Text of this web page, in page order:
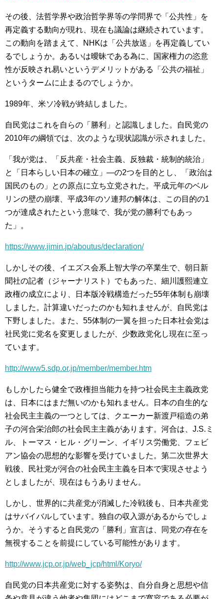
その後、法哲学界や政治哲学界等の学問界で「公共性」を
再定義する動向が現れ、現在も議論は継続されています。
この動向を踏まえて、NHKは「公共放送」を再定義してい
るでしょうか。あるいは曖昧である為に、国家権力の恣意
性が反映され易いというデメリットがある「公共の福祉」
というタームに止まるのでしょうか。
1989年、米ソ冷戦が終結しました。
自民党はこれを自らの「勝利」と認識しました。自民党の
2010年の綱領では、次のような現状認識が示されました。
「我が党は、「反共産・社会主義、反独裁・統制的統治」
と「日本らしい日本の確立」―の2つを目的とし、「政治は
国民のもの」との原点に立ち立党された。平成元年のベル
リンの壁の崩壊、平成3年のソ連邦の解体は、この目的の1
つが達成されたという意味で、我が党の勝利でもあっ
た」。
https://www.jimin.jp/aboutus/declaration/
しかしその後、イエズス会系上智大学の卒業生で、朝日新
聞社の記者（ジャーナリスト）でもあった、細川護熙連立
政権の成立により、日本版冷戦構造だった55年体制も崩壊
しました。計算違いだったのかも知れませんが、自民党は
下野しました。また、55体制の一翼を担った日本社会党は
社民党に党名を変更しましたが、少数政党化し現在に至っ
ています。
http://www5.sdp.or.jp/member/member.htm
もしかしたら健全で政権担当能力を持つ社会民主主義政党
は、日本にはまだ無いのかも知れません。日本の自生的な
社会民主主義の一つとしては、クエーカー新渡戸稲造の弟
子の河合栄治郎の社会民主主義があります。河合は、J.S.ミ
ル、トーマス・ヒル・グリーン、イギリス労働党、フェビ
アン協会の思想的な影響を受けていました。第二次世界大
戦後、民社党が河合の社会民主主義を日本で実現させよう
としましたが、現在はもうありません。
しかし、世界的に共産党が消滅した冷戦後も、日本共産党
はサバイバルしています。独自の収入源があるからでしょ
うか。そうすると自民党の「勝利」宣言は、同党の存在を
無視することを前提にしている可能性があります。
http://www.jcp.or.jp/web_jcp/html/Koryo/
自民党の日本共産党に対する姿勢は、自分自身と思想や信